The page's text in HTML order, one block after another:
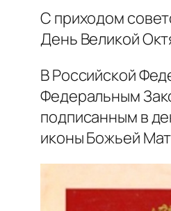
С приходом
День Великой
В Российской
Федеральным
подписанным в
иконы Божьей